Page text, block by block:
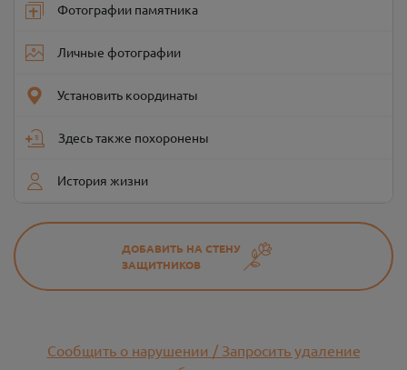
Фотографии памятника
Личные фотографии
Установить координаты
Здесь также похоронены
История жизни
ДОБАВИТЬ НА СТЕНУ
ЗАЩИТНИКОВ
Сообщить о нарушении / Запросить удаление